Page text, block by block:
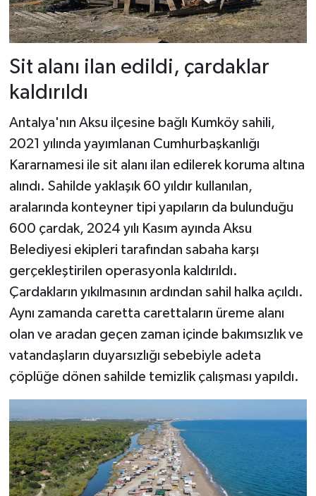
Sit alanı ilan edildi, çardaklar
kaldırıldı
Antalya'nın Aksu ilçesine bağlı Kumköy sahili,
2021 yılında yayımlanan Cumhurbaşkanlığı
Kararnamesi ile sit alanı ilan edilerek koruma altına
alındı. Sahilde yaklaşık 60 yıldır kullanılan,
aralarında konteyner tipi yapıların da bulunduğu
600 çardak, 2024 yılı Kasım ayında Aksu
Belediyesi ekipleri tarafından sabaha karşı
gerçekleştirilen operasyonla kaldırıldı.
Çardakların yıkılmasının ardından sahil halka açıldı.
Aynı zamanda caretta carettaların üreme alanı
olan ve aradan geçen zaman içinde bakımsızlık ve
vatandaşların duyarsızlığı sebebiyle adeta
çöplüğe dönen sahilde temizlik çalışması yapıldı.